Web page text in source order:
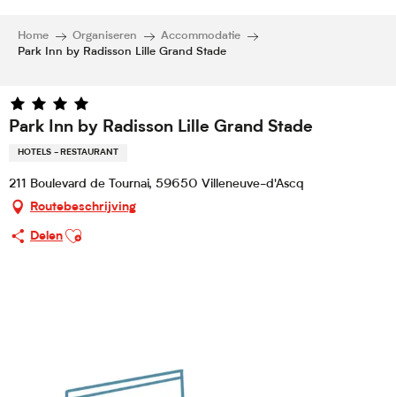
Home Organiseren
Accommodatie
Park Inn by Radisson Lille Grand Stade
Park Inn by Radisson Lille Grand Stade
HOTELS - RESTAURANT
211 Boulevard de Tournai, 59650 Villeneuve-d'Ascq
Routebeschrijving
Delen
Ajouter aux favoris